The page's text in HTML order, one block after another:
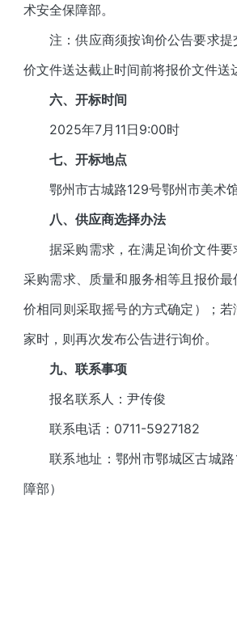
术安全保障部。
注：供应商须按询价公告要求
价文件送达截止时间前将报价文件送
六、 开标时间
2025年7月 11日9:00时
七、开标地点
鄂州市古城路129号鄂州市美术
八、供应商选择办法
据采购需求，在满足询价文件
采购需求、质量和服务相等且报价
价相同则采取摇号的方式确定）；
家时，则再次发布公告进行询价。
九、联系事项
报名联系人： 尹传俊
联系电话： 0711-5927182
联系地址：鄂州市鄂城区古城
障部）